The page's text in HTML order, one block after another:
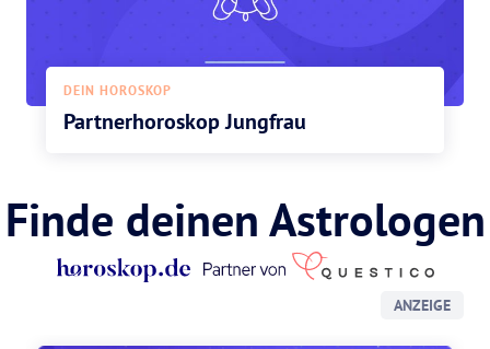
DEIN HOROSKOP
Partnerhoroskop Jungfrau
Finde deinen Astrologen
ANZEIGE